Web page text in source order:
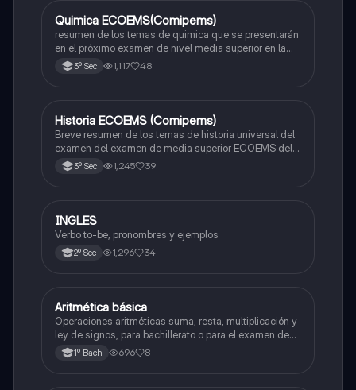
Química
Quimica ECOEMS(Comipems)
resumen de los temas de quimica que se presentarán
en el próximo examen de nivel media superior en la
zona metropolitana de el valle de México
3º Sec 1,117 48
Historia
Historia ECOEMS (Comipems)
Breve resumen de los temas de historia universal del
examen del examen de media superior ECOEMS del
valle de México
3º Sec 1,245 39
Inglés
INGLES
Verbo to-be, pronombres y ejemplos
2º Sec 1,296 34
Matemáticas
Aritmética básica
Operaciones aritméticas suma, resta, multiplicación y
ley de signos, para bachillerato o para el examen de
admisión a la universidad
1º Bach 696 8